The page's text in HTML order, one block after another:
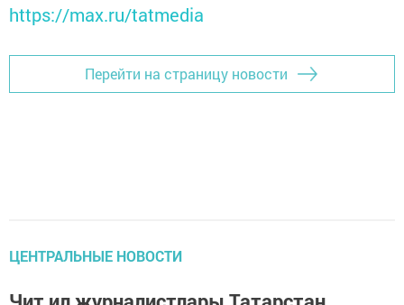
https://max.ru/tatmedia
Перейти на страницу новости
ЦЕНТРАЛЬНЫЕ НОВОСТИ